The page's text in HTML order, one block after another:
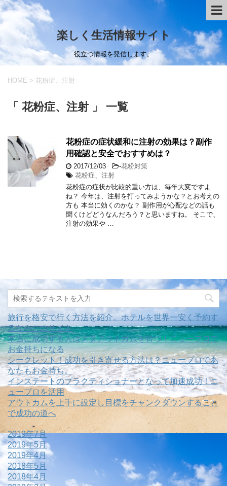
楽しく生活情報サイト
役立つ情報を発信します。
HOME > 花粉症、注射
「 花粉症、注射 」 一覧
花粉症の症状緩和に注射の効果は？副作
用確認と安全でおすすめは？
2017/12/03 -花粉対策
花粉症、注射
花粉症の症状が比較的重い方は、毎年大変ですよ
ね？ 今年は、注射を打ってみようかな？とお考えの
方も 本当に効くのかな？ 副作用が心配などの話も
聞くけどどうなんだろう？と思いますね。 そこで、
注射の効果や …
旅行を格安で行く方法を紹介。ホテルを世界一安く予約す
るならこのサイト
本当に成功する人はメタアウトカムを持つ！ニュープロで
お金持ちになる
シークレット！成功を引き寄せる方法は？ニュープロであ
なたもお金持ち。
インステートのプラクティショナーとなって加速成功！ニ
ュープロを活用
アウトカムを上手に設定し目標をチャンクダウンすること
で成功の道へ
2019年7月
2019年5月
2019年4月
2018年5月
2018年4月